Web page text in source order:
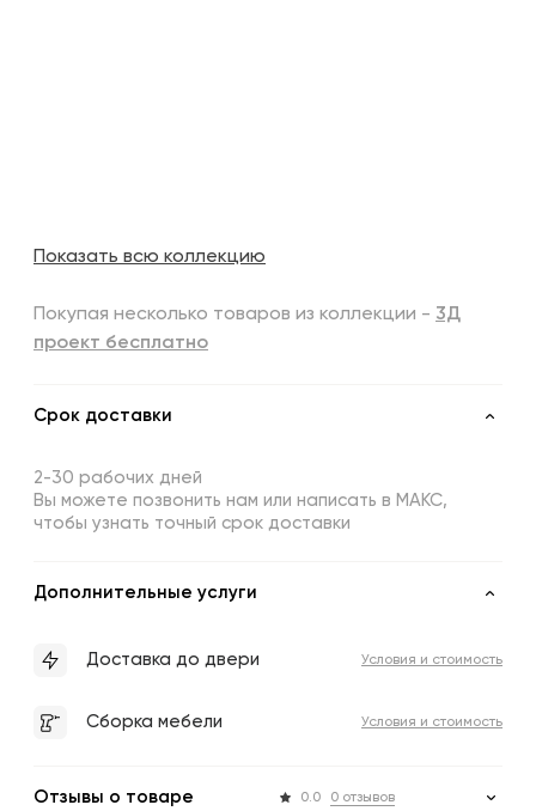
Показать всю коллекцию
Покупая несколько товаров из коллекции - 3Д
проект бесплатно
Срок доставки
2-30 рабочих дней
Вы можете позвонить нам или написать в МАКС,
чтобы узнать точный срок доставки
Дополнительные услуги
Доставка до двери Условия и стоимость
Сборка мебели Условия и стоимость
Отзывы о товаре 0.0 0 отзывов